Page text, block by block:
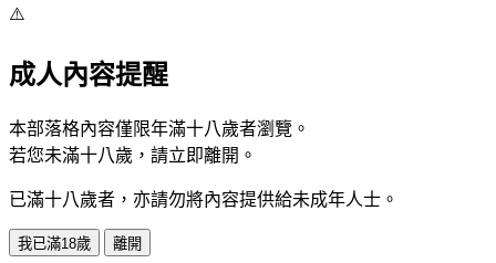
⚠️
成人內容提醒
本部落格內容僅限年滿十八歲者瀏覽。
若您未滿十八歲，請立即離開。
已滿十八歲者，亦請勿將內容提供給未成年人士。
我已滿18歲 離開